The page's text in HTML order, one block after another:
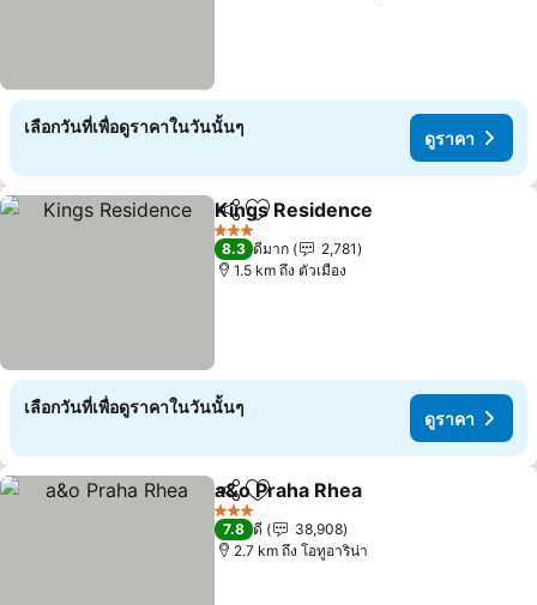
เลือกวันที่เพื่อดูราคาในวันนั้นๆ
ดูราคา
แชร์ เพิ่มในรายการโปรด
Kings Residence
3 ดาว
8.3 ดีมาก
2,781
1.5 km ถึง ตัวเมือง
เลือกวันที่เพื่อดูราคาในวันนั้นๆ
ดูราคา
แชร์ เพิ่มในรายการโปรด
a&o Praha Rhea
3 ดาว
7.8 ดี
38,908
2.7 km ถึง โอทูอาริน่า